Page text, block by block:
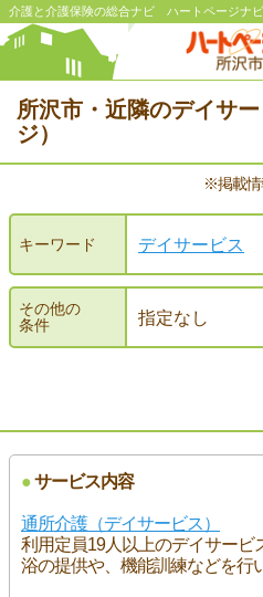
介護と介護保険の総合ナビ ハートページナ
所沢市・近隣のデイサ
ジ）
※掲載情
キーワード デイサービス
その他の
条件
指定なし
●サービス内容
通所介護（デイサービス）
利用定員19人以上のデイサービ
浴の提供や、機能訓練などを行